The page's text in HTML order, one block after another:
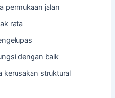
permukaan jalan
rata
dengan baik
kerusakan struktural